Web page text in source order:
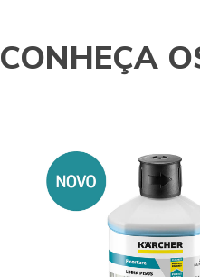
CONHEÇA